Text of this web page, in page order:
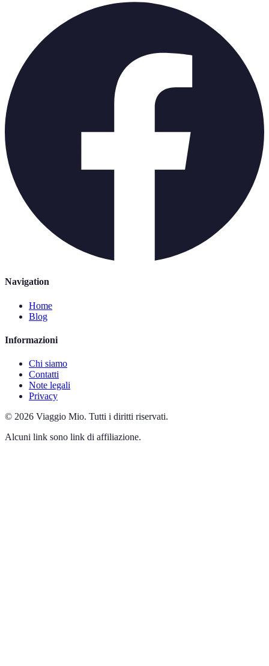
Navigation
Home
Blog
Informazioni
Chi siamo
Contatti
Note legali
Privacy
© 2026 Viaggio Mio. Tutti i diritti riservati.
Alcuni link sono link di affiliazione.